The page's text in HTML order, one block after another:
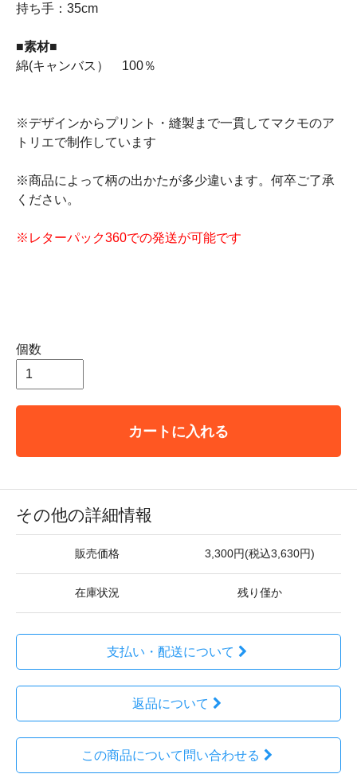
持ち手：35cm
■素材■
綿(キャンバス） 100％
※デザインからプリント・縫製まで一貫してマクモのア
トリエで制作しています
※商品によって柄の出かたが多少違います。何卒ご了承
ください。
※レターパック360での発送が可能です
個数
カートに入れる
その他の詳細情報
販売価格 3,300円(税込3,630円)
在庫状況 残り僅か
支払い・配送について
返品について
この商品について問い合わせる